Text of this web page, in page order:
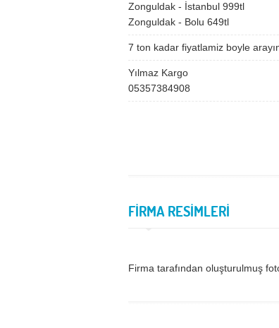
Zonguldak - İstanbul 999tl
Zonguldak - Bolu 649tl
7 ton kadar fiyatlamiz boyle
Yılmaz Kargo
05357384908
FİRMA RESİMLERİ
Firma tarafından oluşturulmuş